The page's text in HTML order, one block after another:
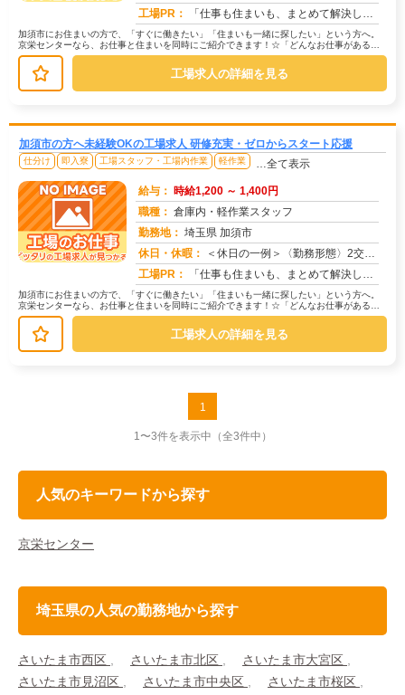
工場PR：
「仕事も住まいも、まとめて解決したい！」そんなあなたを応援します。株式会社京栄センターでは、全国の工場求人をご紹介...
加須市にお住まいの方で、「すぐに働きたい」「住まいも一緒に探したい」という方へ。
京栄センターなら、お仕事と住まいを同時にご紹介できます！☆「どんなお仕事がある
の？」→ 製造・組立・検査・軽作業な...
工場求人の詳細を見る
加須市の方へ未経験OKの工場求人 研修充実・ゼロからスタート応援
仕分け 即入寮 工場スタッフ・工場内作業 軽作業 …全て表示
給与： 時給1,200 ～ 1,400円
職種： 倉庫内・軽作業スタッフ
勤務地： 埼玉県 加須市
休日・休暇：
＜休日の一例＞〈勤務形態〉2交替〈休日〉土日★ＧＷ・夏季・冬季・年末年始休暇あり★有給休暇あり※配属先により休日・...
工場PR：
「仕事も住まいも、まとめて解決したい！」そんなあなたを応援します。株式会社京栄センターでは、全国の工場求人をご紹介...
加須市にお住まいの方で、「すぐに働きたい」「住まいも一緒に探したい」という方へ。
京栄センターなら、お仕事と住まいを同時にご紹介できます！☆「どんなお仕事がある
の？」→ 製造・組立・検査・軽作業な...
工場求人の詳細を見る
1
1〜3件を表示中 （全3件中）
人気のキーワードから探す
京栄センター
埼玉県の人気の勤務地から探す
さいたま市西区 さいたま市北区
さいたま市大宮区
さいたま市見沼区
さいたま市中央区
さいたま市桜区